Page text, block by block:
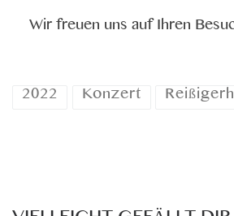
Wir freuen uns auf Ihren
2022 Konzert